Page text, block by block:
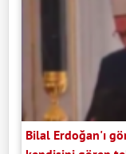
Bilal Erdoğan'ı